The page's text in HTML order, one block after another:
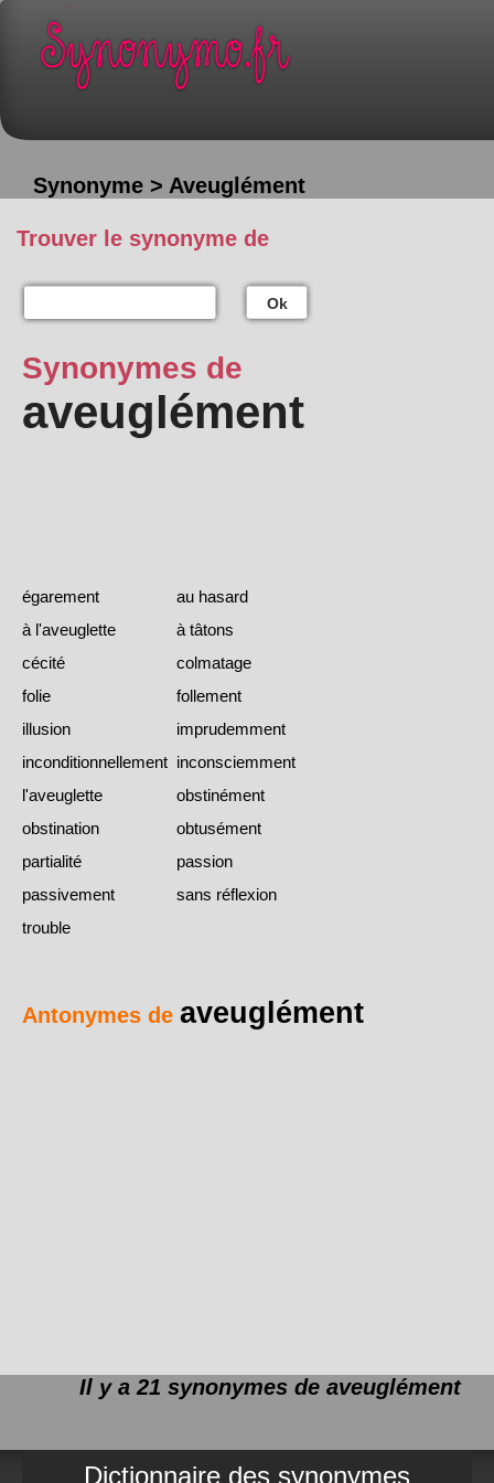
Synonyme > Aveuglément
Trouver le synonyme de
Ok
Synonymes de
aveuglément
égarement
au hasard
à l'aveuglette
à tâtons
cécité
colmatage
folie
follement
illusion
imprudemment
inconditionnellement inconsciemment
l'aveuglette
obstinément
obstination
obtusément
partialité
passion
passivement
sans réflexion
trouble
Antonymes de aveuglément
Il y a 21 synonymes de aveuglément
Dictionnaire des synonymes